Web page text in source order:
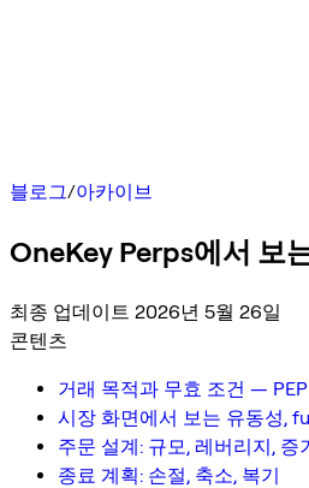
블로그/아카이브
OneKey Perps에서 보
최종 업데이트 2026년 5월 26일
콘텐츠
거래 목적과 무효 조건 —
시장 화면에서 보는 유동성,
주문 설계: 규모, 레버리지,
종료 계획: 손절, 축소, 복기